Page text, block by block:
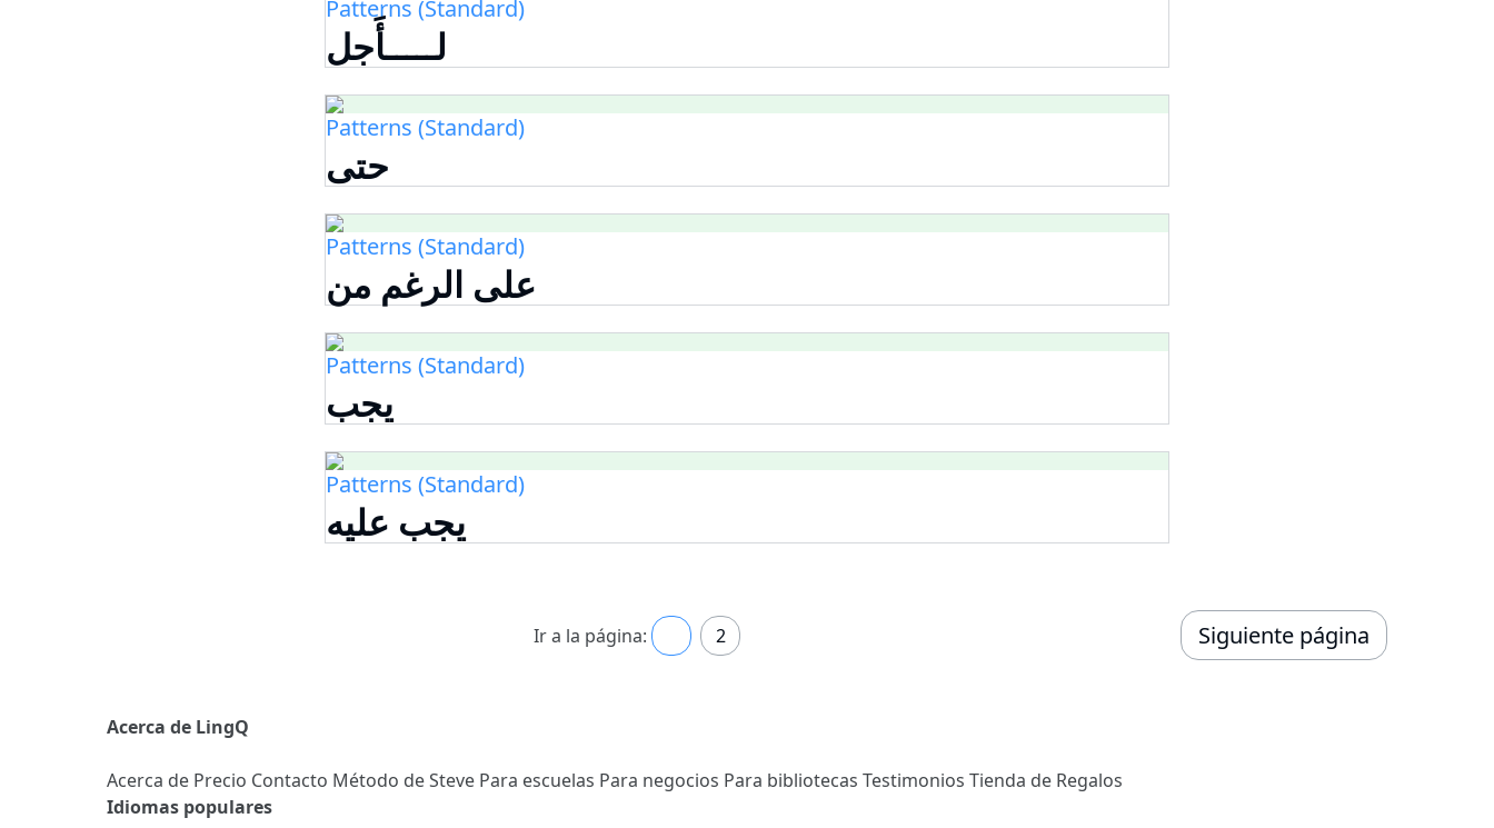
Patterns (Standard)
لـــــأَجل
Patterns (Standard)
حتى
Patterns (Standard)
على الرغم من
Patterns (Standard)
يجب
Patterns (Standard)
يجب عليه
Ir a la página: 2 Siguiente página
Acerca de LingQ
Acerca de Precio Contacto Método de Steve Para escuelas Para negocios Para bibliotecas Testimonios Tienda de Regalos
Idiomas populares